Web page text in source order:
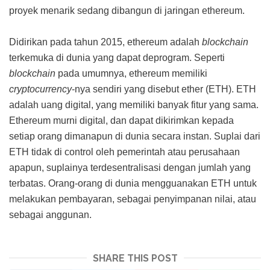
proyek menarik sedang dibangun di jaringan ethereum.
Didirikan pada tahun 2015, ethereum adalah blockchain
terkemuka di dunia yang dapat deprogram. Seperti
blockchain pada umumnya, ethereum memiliki
cryptocurrency-nya sendiri yang disebut ether (ETH). ETH
adalah uang digital, yang memiliki banyak fitur yang sama.
Ethereum murni digital, dan dapat dikirimkan kepada
setiap orang dimanapun di dunia secara instan. Suplai dari
ETH tidak di control oleh pemerintah atau perusahaan
apapun, suplainya terdesentralisasi dengan jumlah yang
terbatas. Orang-orang di dunia mengguanakan ETH untuk
melakukan pembayaran, sebagai penyimpanan nilai, atau
sebagai anggunan.
SHARE THIS POST